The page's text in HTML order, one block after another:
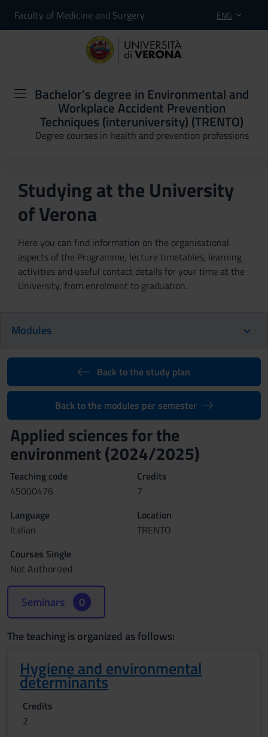
Faculty of Medicine and Surgery ENG
Bachelor's degree in Environmental and
Workplace Accident Prevention
Techniques (interuniversity) (TRENTO)
Degree courses in health and prevention professions
Studying at the University
of Verona
Here you can find information on the organisational
aspects of the Programme, lecture timetables, learning
activities and useful contact details for your time at the
University, from enrolment to graduation.
Modules
Back to the study plan
Back to the modules per semester
Applied sciences for the
environment (2024/2025)
Teaching code
4S000476
Credits
7
Language
Italian
Location
TRENTO
Courses Single
Not Authorized
Seminars 0
The teaching is organized as follows:
Hygiene and environmental
determinants
Credits
2